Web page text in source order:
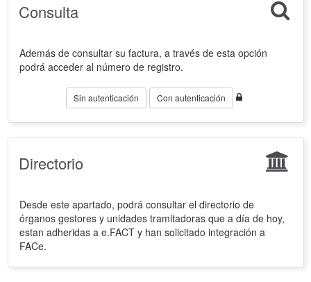
Consulta
Además de consultar su factura, a través de esta opción
podrá acceder al número de registro.
Sin autenticación Con autenticación
Directorio
Desde este apartado, podrá consultar el directorio de
órganos gestores y unidades tramitadoras que a día de hoy,
estan adheridas a e.FACT y han solicitado integración a
FACe.